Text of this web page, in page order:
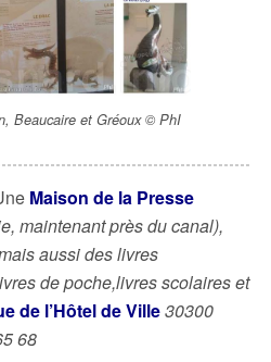
Beaucaire et Gréoux © PhI
Maison de la Presse
maintenant près du canal),
aussi des livres
de poche,livres scolaires et
de l’Hôtel de Ville30300
68